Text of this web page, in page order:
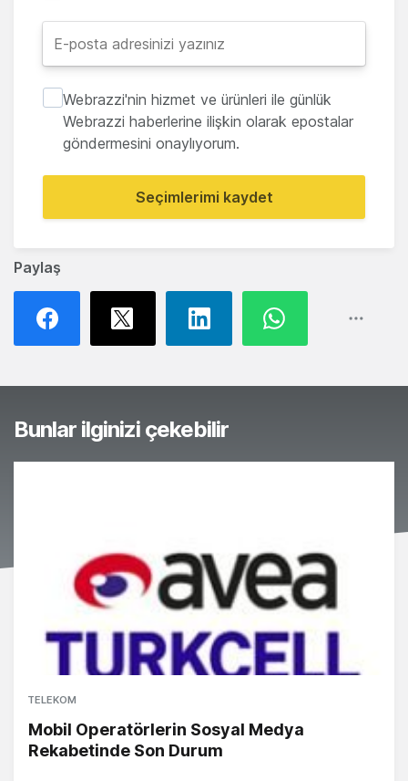
Paylaş
Webrazzi'nin hizmet ve ürünleri ile günlük
Webrazzi haberlerine ilişkin olarak epostalar
göndermesini onaylıyorum.
Seçimlerimi kaydet
Bunlar ilginizi çekebilir
TELEKOM
Mobil Operatörlerin Sosyal Medya
Rekabetinde Son Durum